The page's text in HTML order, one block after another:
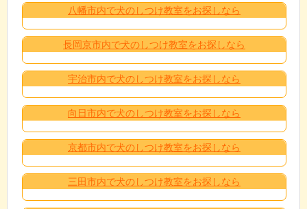
八幡市内で犬のしつけ教室をお探しなら
長岡京市内で犬のしつけ教室をお探しなら
宇治市内で犬のしつけ教室をお探しなら
向日市内で犬のしつけ教室をお探しなら
京都市内で犬のしつけ教室をお探しなら
三田市内で犬のしつけ教室をお探しなら